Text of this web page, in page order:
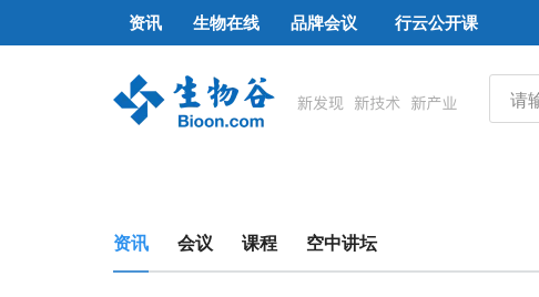
资讯 生物在线 品牌会议 行云公开课
资讯 会议 课程 空中讲坛